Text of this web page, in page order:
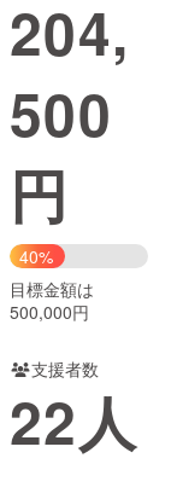
書籍・雑誌
チャレンジ
Creation
ミュニティ
204,
500
円
40%
目標金額は
500,000円
支援者数
22人